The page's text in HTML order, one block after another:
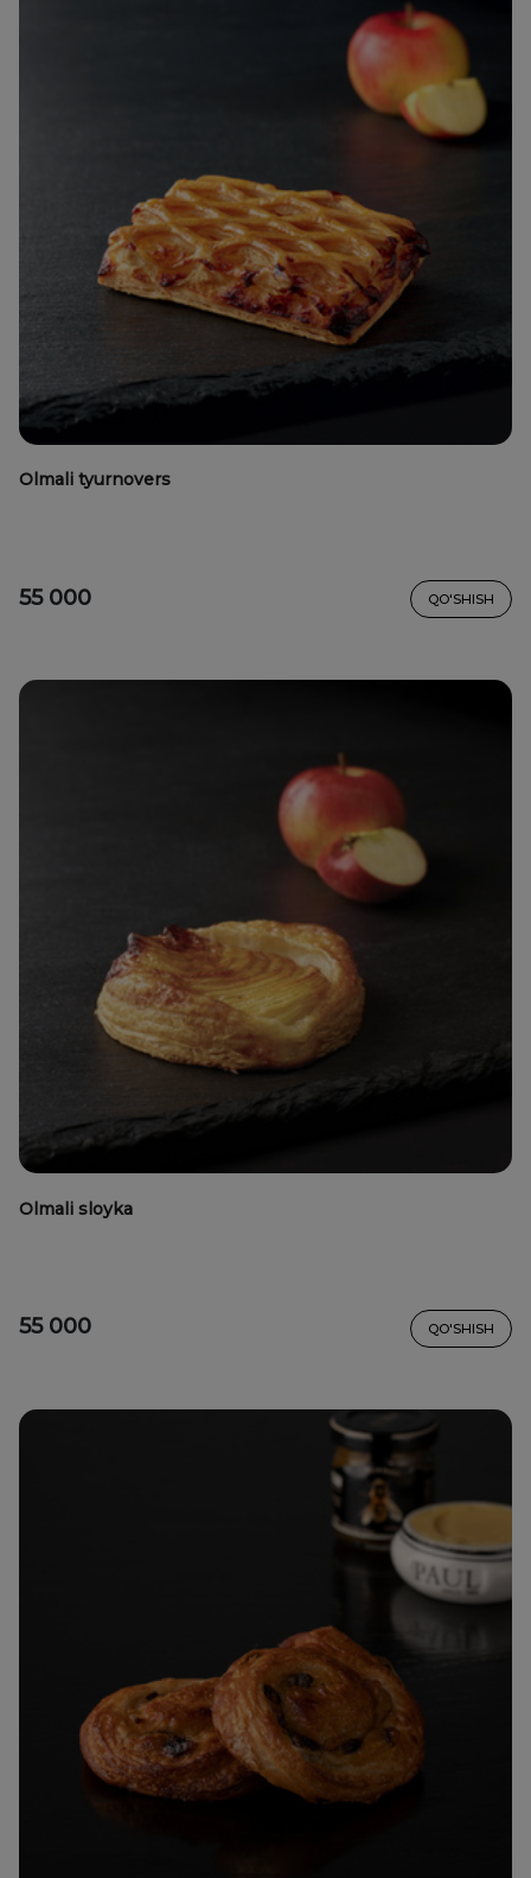
Olmali tyurnovers
55 000 QO'SHISH
Olmali sloyka
55 000 QO'SHISH